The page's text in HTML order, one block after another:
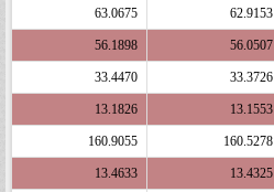
62.9153
63.0675
56.0507
56.1898
33.3726
33.4470
13.1553
13.1826
160.5278
160.9055
13.4325
13.4633